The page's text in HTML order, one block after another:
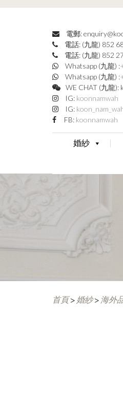
電郵:
電話: (九龍) 852
電話: (九龍) 852
Whatsapp (九龍) :
Whatsapp (九龍) :
WE CHAT (九龍):
IG: koonnamwah
IG:
FB: koonnamwah
婚紗
首頁> 婚紗>海外